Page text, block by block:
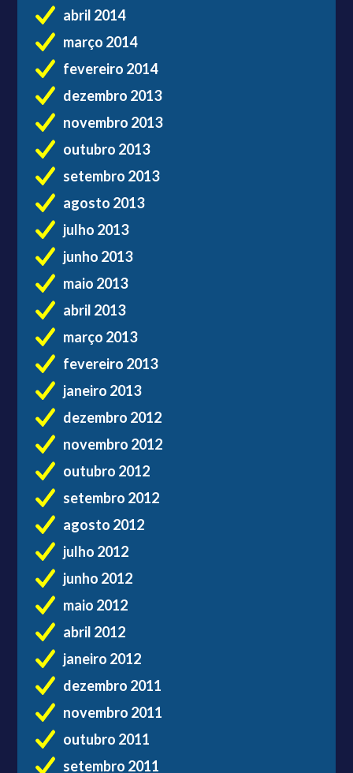
abril 2014
março 2014
fevereiro 2014
dezembro 2013
novembro 2013
outubro 2013
setembro 2013
agosto 2013
julho 2013
junho 2013
maio 2013
abril 2013
março 2013
fevereiro 2013
janeiro 2013
dezembro 2012
novembro 2012
outubro 2012
setembro 2012
agosto 2012
julho 2012
junho 2012
maio 2012
abril 2012
janeiro 2012
dezembro 2011
novembro 2011
outubro 2011
setembro 2011